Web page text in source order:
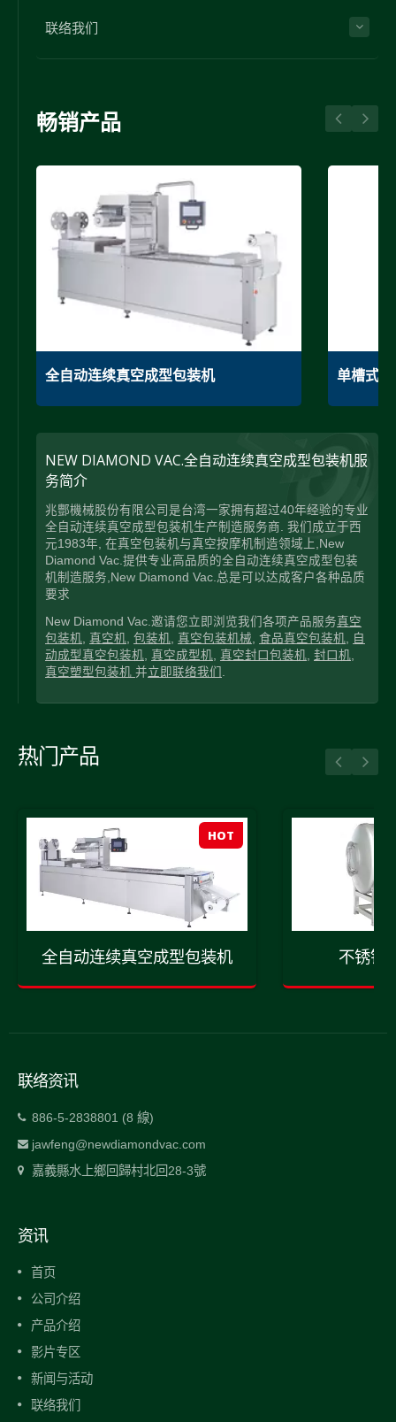
联络我们
畅销产品
全自动连续真空成型包装机 单槽式
NEW DIAMOND VAC.全自动连续真空成型包装机服
务简介
兆酆機械股份有限公司是台湾一家拥有超过40年经验的专业
全自动连续真空成型包装机生产制造服务商. 我们成立于西
元1983年, 在真空包装机与真空按摩机制造领域上,New
Diamond Vac.提供专业高品质的全自动连续真空成型包装
机制造服务,New Diamond Vac.总是可以达成客户各种品质
要求
New Diamond Vac.邀请您立即浏览我们各项产品服务真空
包装机, 真空机, 包装机, 真空包装机械, 食品真空包装机, 自
动成型真空包装机, 真空成型机, 真空封口包装机, 封口机,
真空塑型包装机 并立即联络我们 .
热门产品
HOT
全自动连续真空成型包装机 不锈钢
联络资讯
886-5-2838801 (8 線)
jawfeng@newdiamondvac.com
嘉義縣水上鄉回歸村北回28-3號
资讯
首页
公司介绍
产品介绍
影片专区
新闻与活动
联络我们